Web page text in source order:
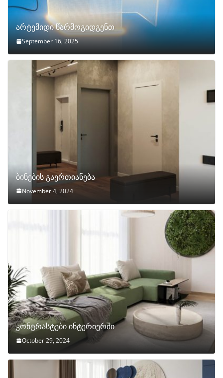
არტემიდი წარმოგიდგენთ
September 16, 2025
ბინების გაერთიანება
November 4, 2024
კონტრასტები ინტერიერში
October 29, 2024